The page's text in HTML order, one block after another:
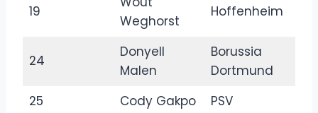
19
Weghorst
Hoffenheim
24
Donyell
Malen
Borussia
Dortmund
25
Cody Gakpo PSV